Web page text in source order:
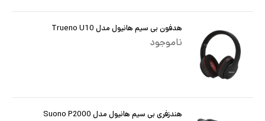
هدفون بی سیم هانیول مدل Trueno U10
ناموجود
هندزفری بی سیم هانیول مدل Suono P2000